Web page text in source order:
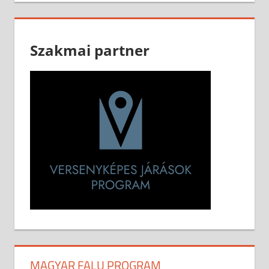
Szakmai partner
MAGYAR FALU PROGRAM